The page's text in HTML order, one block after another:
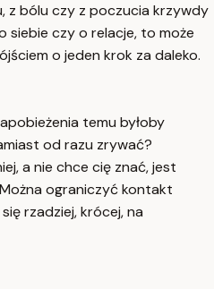
z bólu czy z poczucia krzywdy
siebie czy o relacje, to może
o jeden krok za daleko.
temu byłoby
od razu zrywać?
a nie chce cię znać, jest
ograniczyć kontakt
rzadziej, krócej, na